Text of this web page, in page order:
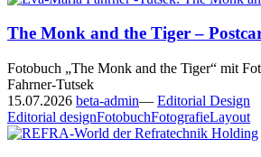
The Monk and the Tiger –
Fotobuch „The Monk and the Tiger“ mit
Fahrner-Tutsek
15.07.2026 beta-admin— Editorial Design
Editorial designFotobuchFotografieLayout